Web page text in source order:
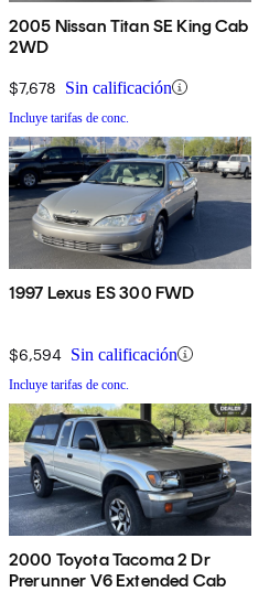
2005 Nissan Titan SE King Cab
2WD
$7,678 Sin calificación
Incluye tarifas de conc.
1997 Lexus ES 300 FWD
$6,594 Sin calificación
Incluye tarifas de conc.
2000 Toyota Tacoma 2 Dr
Prerunner V6 Extended Cab